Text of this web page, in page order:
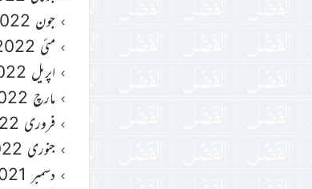
جون 2022
مئی 2022
اپریل 2022
مارچ 2022
فروری 2022
جنوری 2022
دسمبر 2021